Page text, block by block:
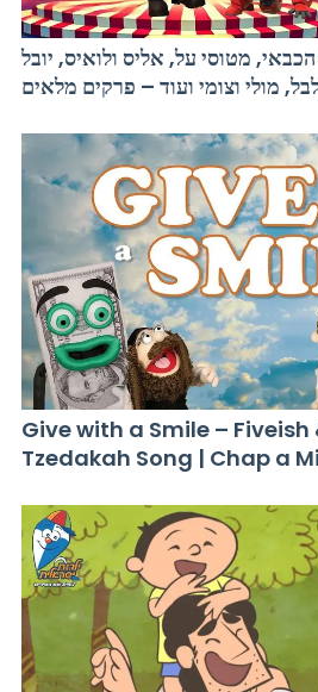
מטוסי על, אליס ולואיס, יובל
מולי וצומי ועוד – פרקים מלאים
Give with a Smile – Fiveish
Tzedakah Song | Chap a